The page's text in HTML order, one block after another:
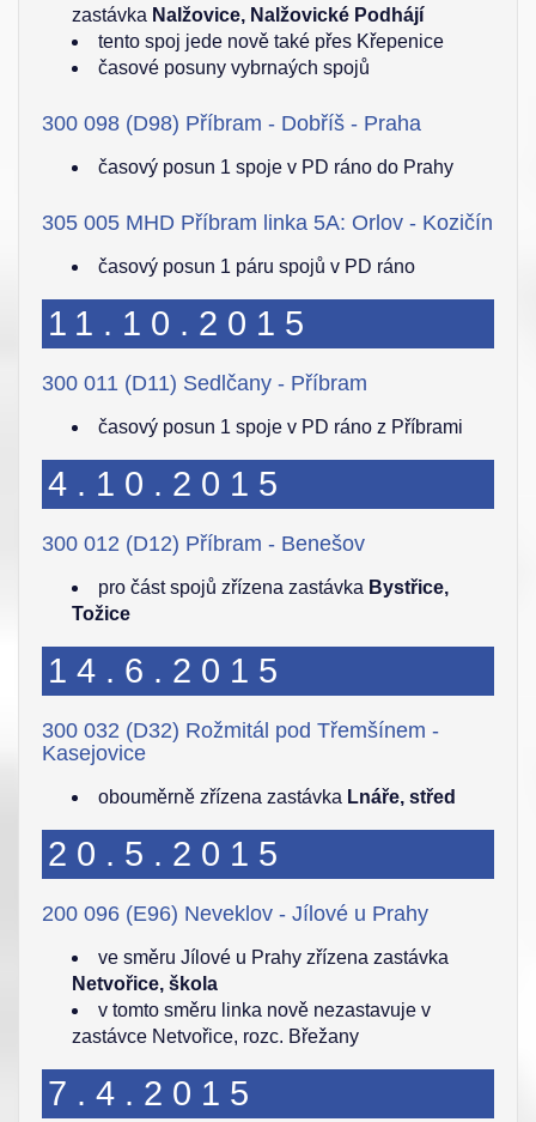
zastávka Nalžovice, Nalžovické Podhájí
tento spoj jede nově také přes Křepenice
časové posuny vybrnaých spojů
300 098 (D98) Příbram - Dobříš - Praha
časový posun 1 spoje v PD ráno do Prahy
305 005 MHD Příbram linka 5A: Orlov - Kozičín
časový posun 1 páru spojů v PD ráno
11.10.2015
300 011 (D11) Sedlčany - Příbram
časový posun 1 spoje v PD ráno z Příbrami
4.10.2015
300 012 (D12) Příbram - Benešov
pro část spojů zřízena zastávka Bystřice,
Tožice
14.6.2015
300 032 (D32) Rožmitál pod Třemšínem -
Kasejovice
obouměrně zřízena zastávka Lnáře, střed
20.5.2015
200 096 (E96) Neveklov - Jílové u Prahy
ve směru Jílové u Prahy zřízena zastávka
Netvořice, škola
v tomto směru linka nově nezastavuje v
zastávce Netvořice, rozc. Břežany
7.4.2015